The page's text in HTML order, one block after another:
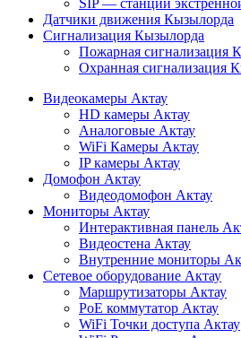
SIP — станции
Датчики движения Кызылорда
Сигнализация Кызылорда
Пожарная сигнализация
Охранная сигнализация
Видеокамеры Актау
HD камеры Актау
Аналоговые Актау
WiFi Камеры Актау
IP камеры Актау
Домофон Актау
Видеодомофон Актау
Мониторы Актау
Интерактивная панель
Видеостена Актау
Внутренние мониторы
Сетевое оборудование Актау
Маршрутизаторы Актау
PoE коммутатор Актау
WiFi Точки доступа Актау